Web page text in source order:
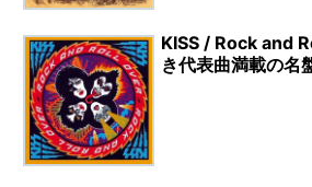
KISS / Rock and
き代表曲満載の名